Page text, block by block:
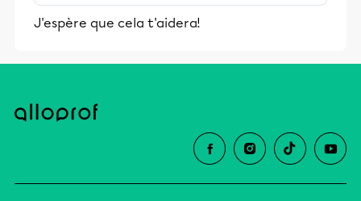
stimulants, Alloprof engage les élèves
et leurs parents dans la réussite
J'espère que cela t'aidera!